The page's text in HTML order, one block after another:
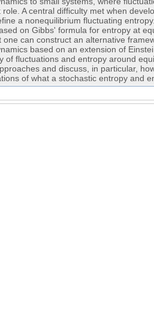
role. A central difficulty met when
a nonequilibrium fluctuating
on Gibbs' formula for entropy at
one can construct an alternative
based on an extension of
of fluctuations and entropy around
and discuss, in particular,
of what a stochastic entropy and